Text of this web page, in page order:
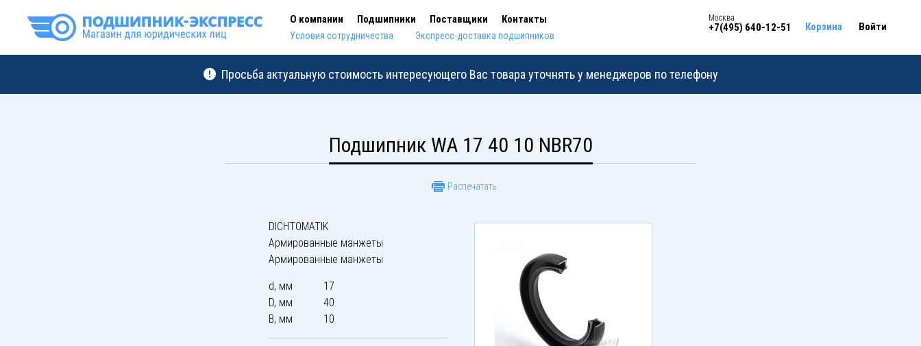
О компании Подшипники Поставщики Контакты
Условия сотрудничества Экспресс-доставка подшипников
Москва
+7(495) 640-12-51 Корзина Войти
Просьба актуальную стоимость интересующего Вас товара уточнять у менеджеров по телефону
Подшипник WA 17 40 10 NBR70
Распечатать
DICHTOMATIK
Армированные манжеты
Армированные манжеты
d, мм
17
D, мм
40
B, мм
10